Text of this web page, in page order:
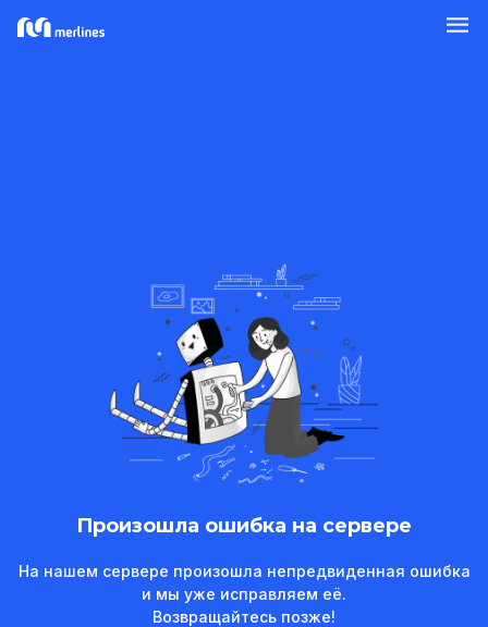
Произошла ошибка на сервере
На нашем сервере произошла непредвиденная ошибка
и мы уже исправляем её.
Возвращайтесь позже!